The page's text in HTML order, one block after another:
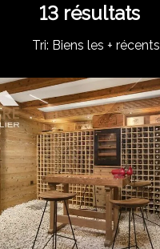
13résultats
Tri: Biens les + récents